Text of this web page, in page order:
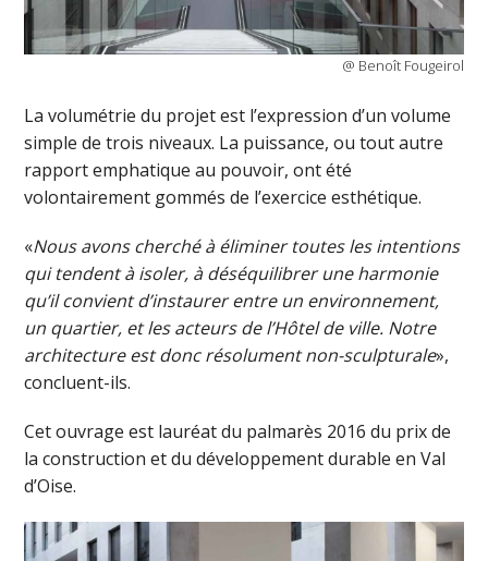
@ Benoît Fougeirol
La volumétrie du projet est l’expression d’un volume
simple de trois niveaux. La puissance, ou tout autre
rapport emphatique au pouvoir, ont été
volontairement gommés de l’exercice esthétique.
«Nous avons cherché à éliminer toutes les intentions
qui tendent à isoler, à déséquilibrer une harmonie
qu’il convient d’instaurer entre un environnement,
un quartier, et les acteurs de l’Hôtel de ville. Notre
architecture est donc résolument non-sculpturale»,
concluent-ils.
Cet ouvrage est lauréat du palmarès 2016 du prix de
la construction et du développement durable en Val
d’Oise.